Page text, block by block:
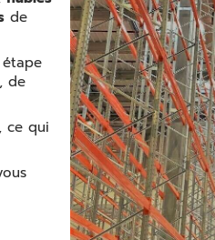
de
de
, ce qui